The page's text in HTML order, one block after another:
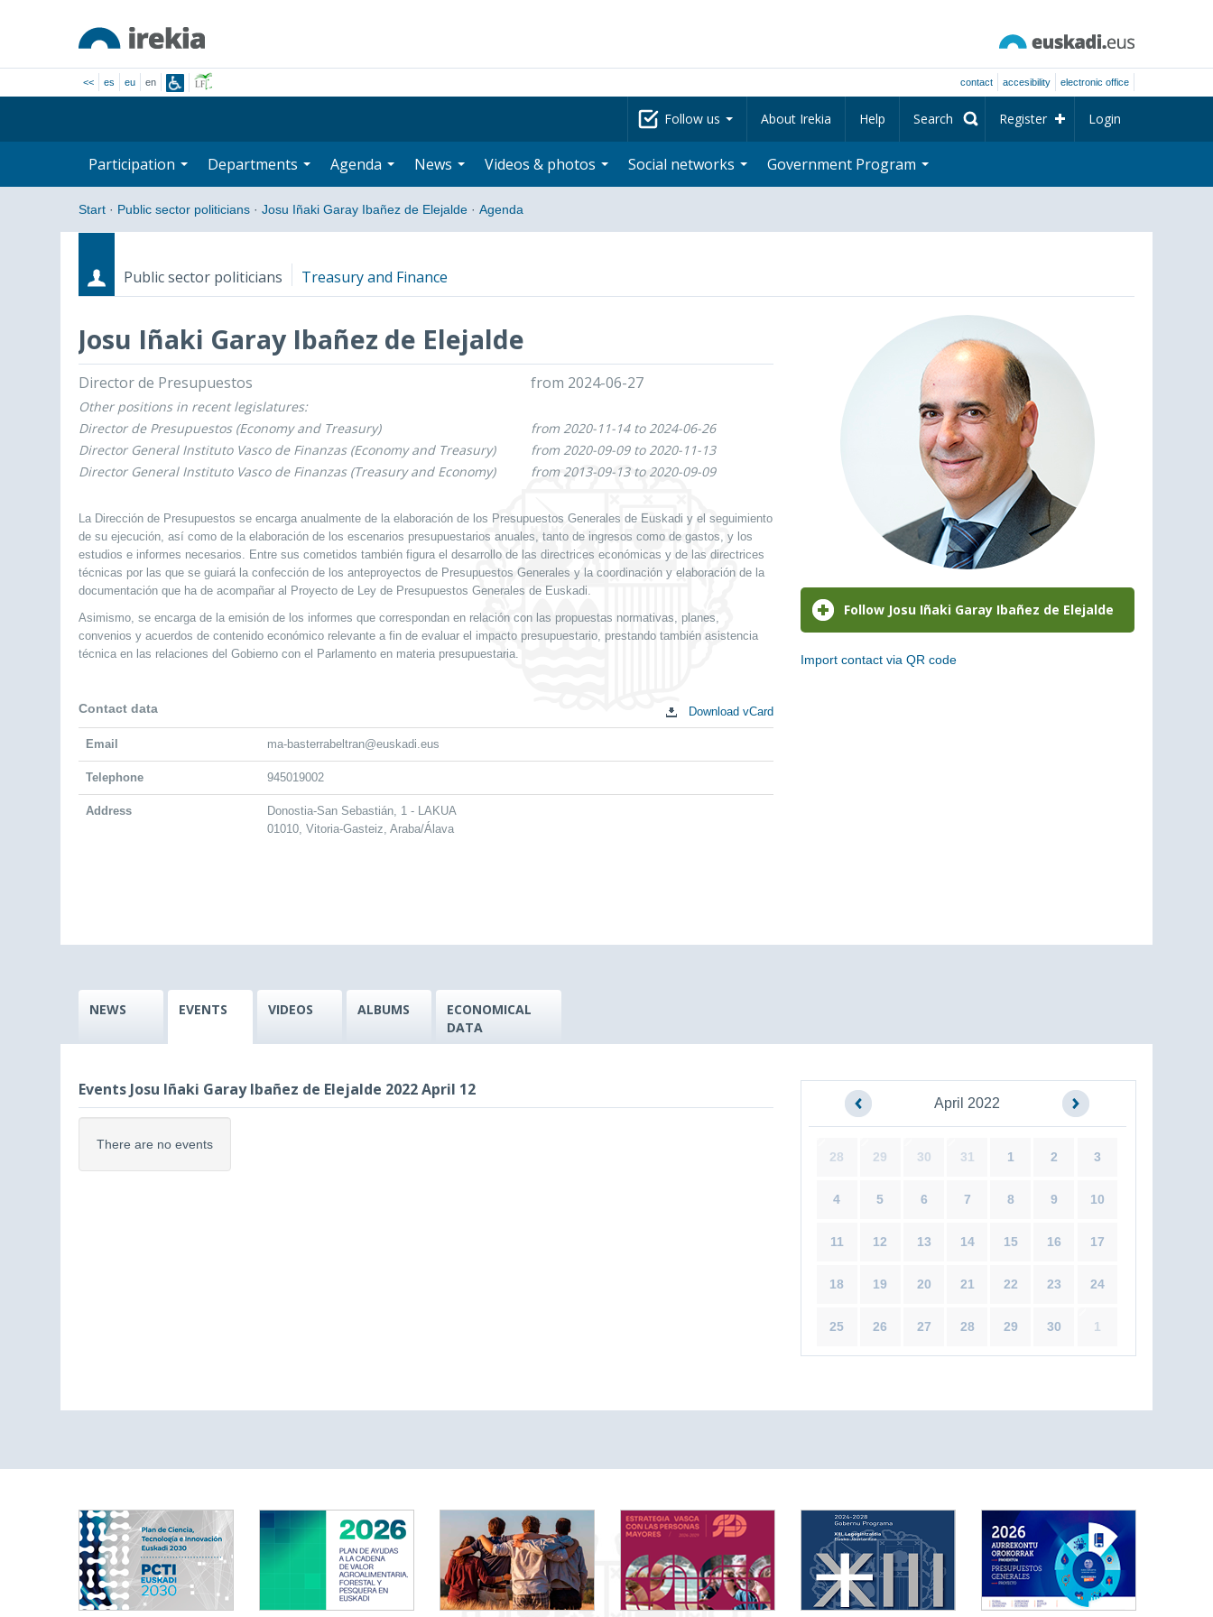
<< es eu en contact accesibility electronic office
Follow us About Irekia Help Search Register Login
Participation Departments Agenda News Videos & photos Social networks Government Program
Start · Public sector politicians · Josu Iñaki Garay Ibañez de Elejalde · Agenda
Public sector politicians Treasury and Finance
Josu Iñaki Garay Ibañez de Elejalde
RolesStart date - End date
Director de Presupuestos from 2024-06-27
Other positions in recent legislatures:
Director de Presupuestos (Economy and Treasury)
from 2020-11-14 to 2024-06-26
Director General Instituto Vasco de Finanzas (Economy and Treasury)
from 2020-09-09 to 2020-11-13
Director General Instituto Vasco de Finanzas (Treasury and Economy)
from 2013-09-13 to 2020-09-09
La Dirección de Presupuestos se encarga anualmente de la elaboración de los Presupuestos Generales de Euskadi y el seguimiento
de su ejecución, así como de la elaboración de los escenarios presupuestarios anuales, tanto de ingresos como de gastos, y los
estudios e informes necesarios. Entre sus cometidos también figura el desarrollo de las directrices económicas y de las directrices
técnicas por las que se guiará la confección de los anteproyectos de Presupuestos Generales y la coordinación y elaboración de la
documentación que ha de acompañar al Proyecto de Ley de Presupuestos Generales de Euskadi.
Asimismo, se encarga de la emisión de los informes que correspondan en relación con las propuestas normativas, planes,
convenios y acuerdos de contenido económico relevante a fin de evaluar el impacto presupuestario, prestando también asistencia
técnica en las relaciones del Gobierno con el Parlamento en materia presupuestaria.
Contact data Download vCard
Email ma-basterrabeltran@euskadi.eus
Telephone 945019002
Address
Donostia-San Sebastián, 1 - LAKUA
01010, Vitoria-Gasteiz, Araba/Álava
Import contact via QR code
NEWS EVENTS VIDEOS ALBUMS
ECONOMICAL
DATA
Events Josu Iñaki Garay Ibañez de Elejalde 2022 April 12
There are no events
April 2022
28 29 30 31 1 2 3
4 5 6 7 8 9 10
11 12 13 14 15 16 17
18 19 20 21 22 23 24
25 26 27 28 29 30 1